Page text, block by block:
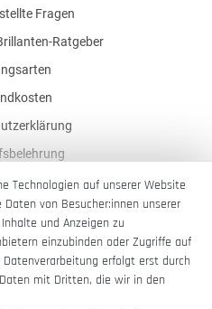
Fragen
Ratgeber
Technologien auf unserer Website
von Besucher:innen unserer
und Anzeigen zu
einzubinden oder Zugriffe auf
erfolgt erst durch
mit Dritten, die wir in den